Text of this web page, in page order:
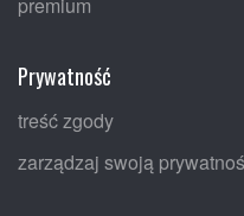
Prywatność
treść zgody
zarządzaj swoją